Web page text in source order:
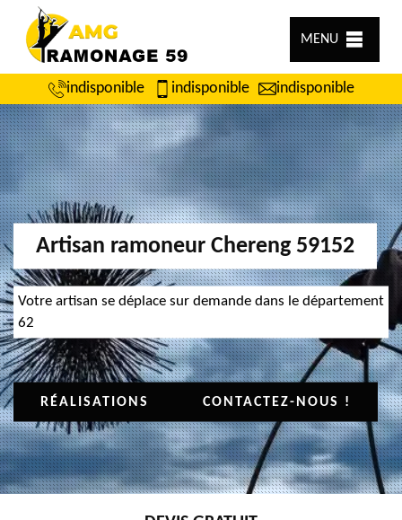
MENU
indisponible indisponible indisponible
Artisan ramoneur Chereng 59152
Votre artisan se déplace sur demande dans le département
62
RÉALISATIONS CONTACTEZ-NOUS !